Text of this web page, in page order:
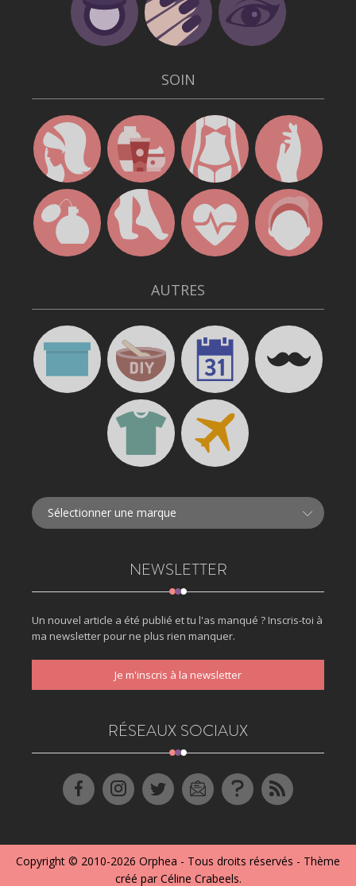
SOIN
AUTRES
NEWSLETTER
Un nouvel article a été publié et tu l'as manqué ? Inscris-toi à
ma newsletter pour ne plus rien manquer.
Je m'inscris à la newsletter
RÉSEAUX SOCIAUX
Copyright © 2010-2026 Orphea - Tous droits réservés - Thème
créé par Céline Crabeels.